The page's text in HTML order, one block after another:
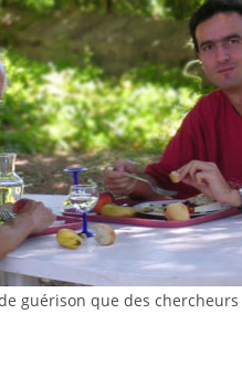
guérison que des